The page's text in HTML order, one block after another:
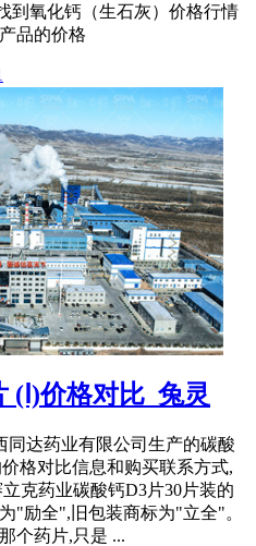
到氧化钙（生石灰）价格行情
品的价格
(Ⅰ)价格对比_兔灵
同达药业有限公司生产的碳酸
格对比信息和购买联系方式,
克药业碳酸钙D3片30片装的
"励全",旧包装商标为"立全"。
个药片,只是 ...